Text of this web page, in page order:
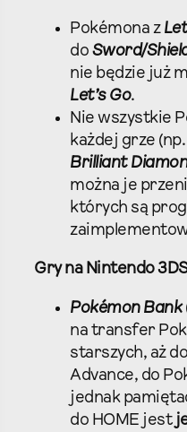
Pokémona z
do Sword/
nie będzie już
Let’s Go.
Nie wszystkie
każdej grze
Brilliant
można je
których są
Gry na Nintendo
Pokémon Bank
na transfer
starszych, aż
Advance, do
jednak
do HOME jest